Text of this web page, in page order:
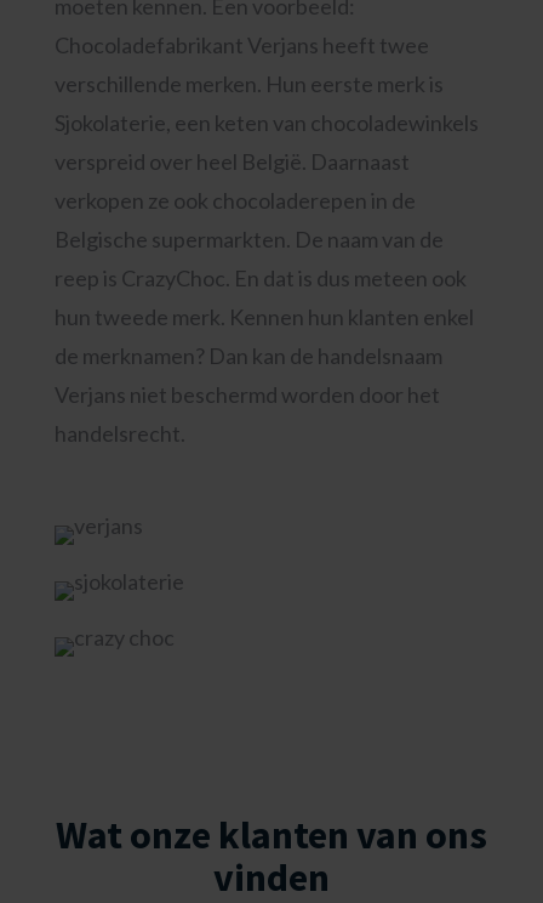
moeten kennen. Een voorbeeld:
Chocoladefabrikant Verjans heeft twee
verschillende merken. Hun eerste merk is
Sjokolaterie, een keten van chocoladewinkels
verspreid over heel België. Daarnaast
verkopen ze ook chocoladerepen in de
Belgische supermarkten. De naam van de
reep is CrazyChoc. En dat is dus meteen ook
hun tweede merk. Kennen hun klanten enkel
de merknamen? Dan kan de handelsnaam
Verjans niet beschermd worden door het
handelsrecht.
Wat onze klanten van ons
vinden